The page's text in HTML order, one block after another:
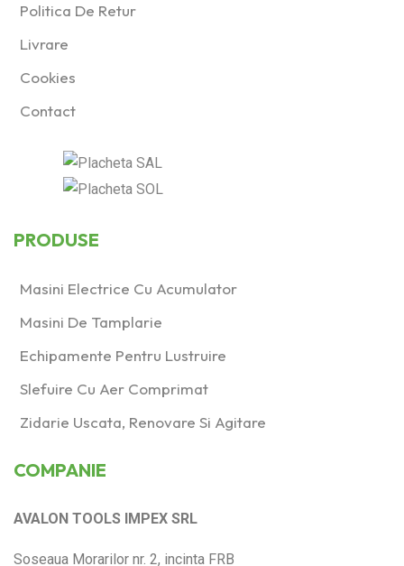
Politica De Retur
Livrare
Cookies
Contact
PRODUSE
Masini Electrice Cu Acumulator
Masini De Tamplarie
Echipamente Pentru Lustruire
Slefuire Cu Aer Comprimat
Zidarie Uscata, Renovare Si Agitare
COMPANIE
AVALON TOOLS IMPEX SRL
Soseaua Morarilor nr. 2, incinta FRB